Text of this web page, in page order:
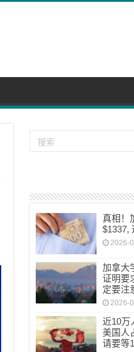
真相！
$1337,
2026-
加拿大
证明要
定要注
2026-
近10万
美国人
请要等